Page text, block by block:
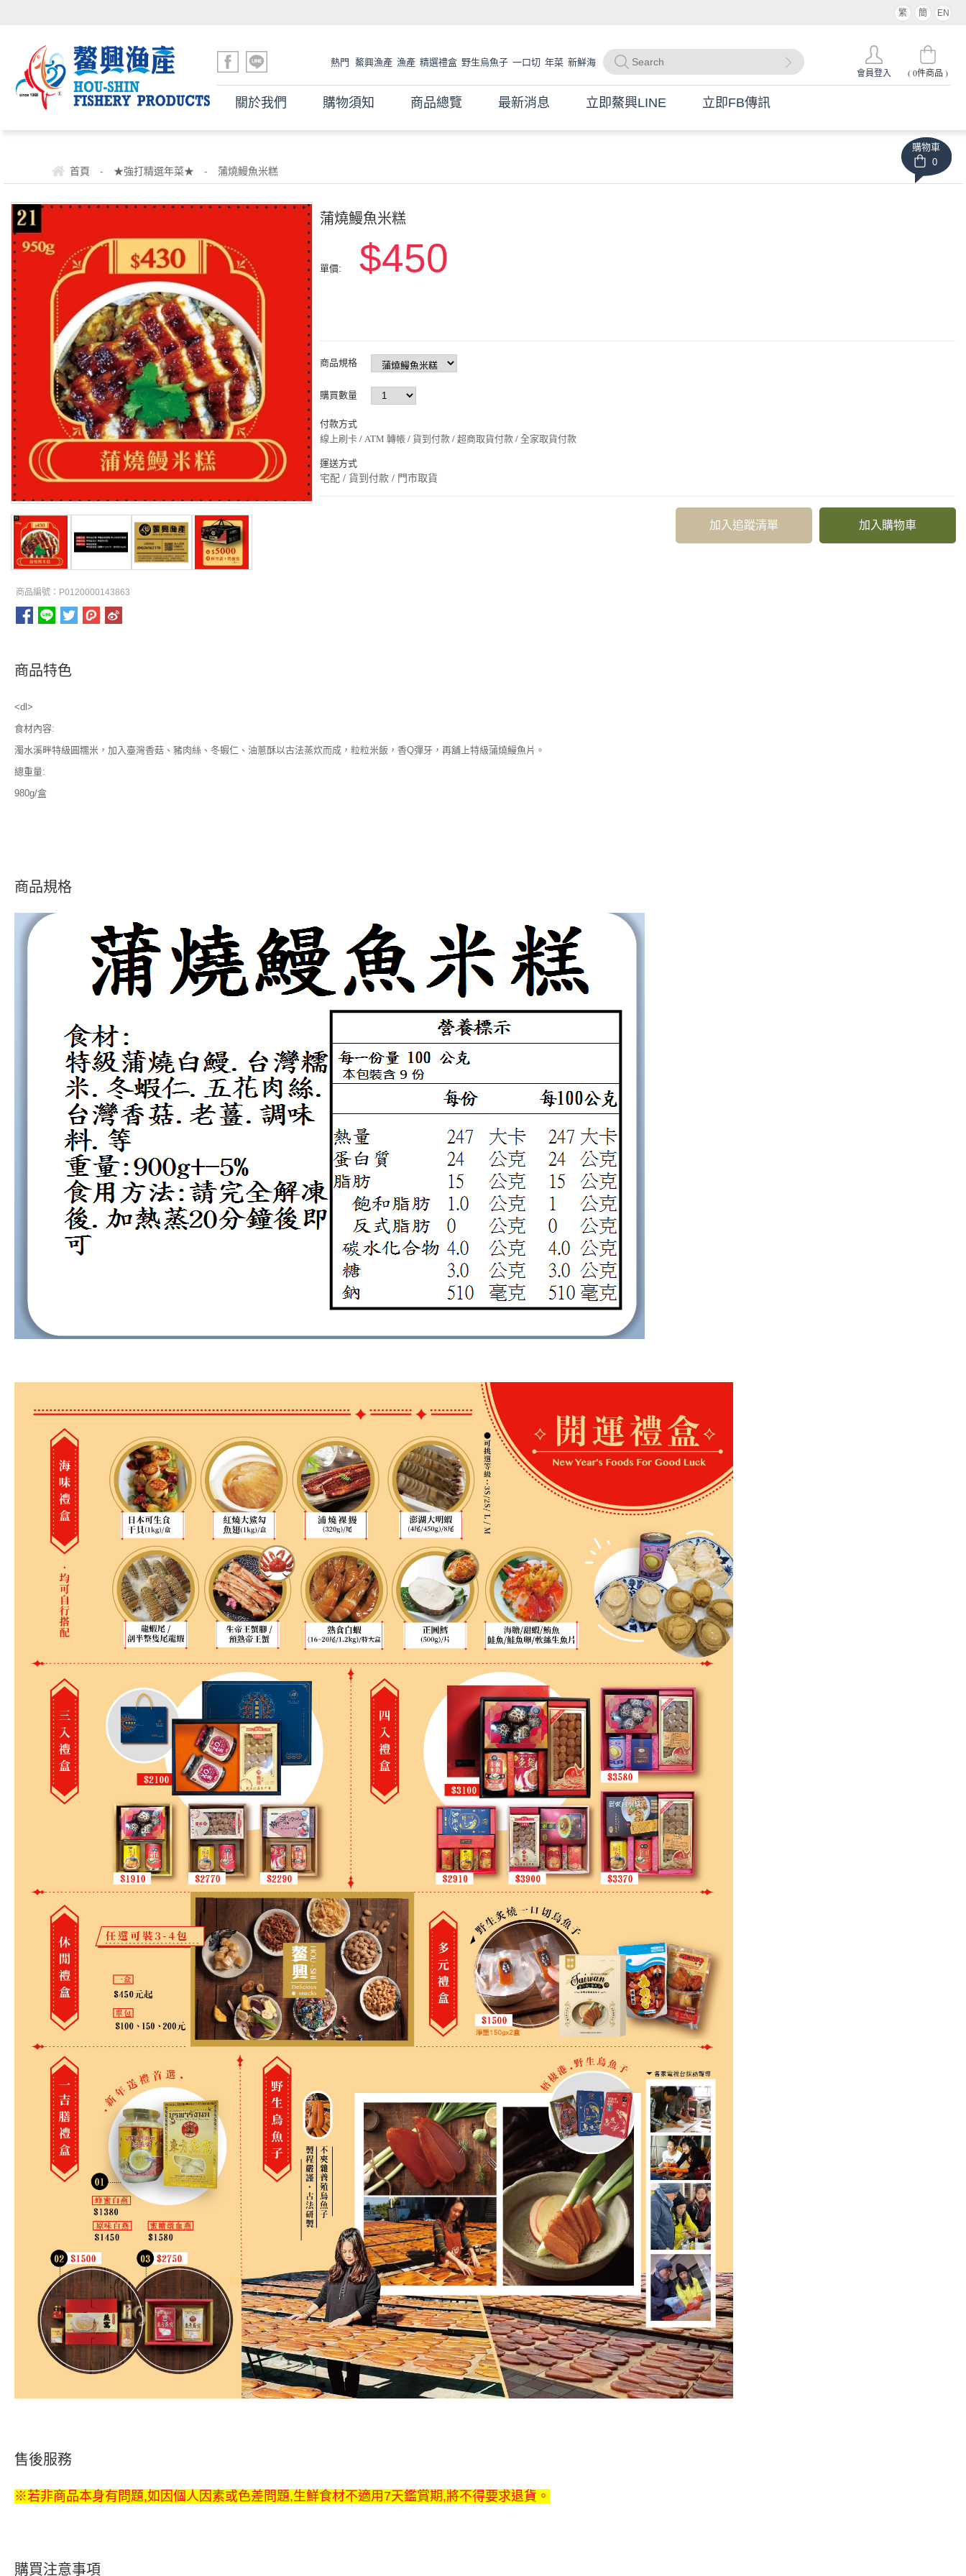
繁 簡 EN
會員登入 (0件商品 )
熱門 鰲興漁產 漁產 精選禮盒 野生烏魚子 一口切 年菜 新鮮海
魚 海產 現撈海魚
關於我們 購物須知 商品總覽 最新消息 立即鰲興LINE 立即FB傳訊
購物車
0
首頁 - ★強打精選年菜★ - 蒲燒鰻魚米糕
商品編號：P0120000143863
蒲燒鰻魚米糕
單價: $450
商品規格
購買數量
付款方式
線上刷卡 / ATM 轉帳 / 貨到付款 / 超商取貨付款 / 全家取貨付款
運送方式
宅配 / 貨到付款 / 門市取貨
加入購物車
加入追蹤清單
商品特色
<dl>
食材內容:
濁水溪畔特級圓糯米，加入臺灣香菇、豬肉絲、冬蝦仁、油蔥酥以古法蒸炊而成，粒粒米飯，香Q彈牙，再舖上特級蒲燒鰻魚片。
總重量:
980g/盒
商品規格
售後服務
※若非商品本身有問題,如因個人因素或色差問題,生鮮食材不適用7天鑑賞期,將不得要求退貨。
購買注意事項